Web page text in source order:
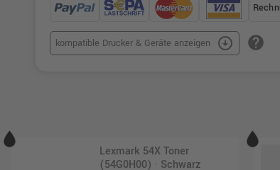
kompatible Drucker & Geräte anzeigen arrow_circle_down help
Lexmark 54X Toner
(54G0H00) · Schwarz